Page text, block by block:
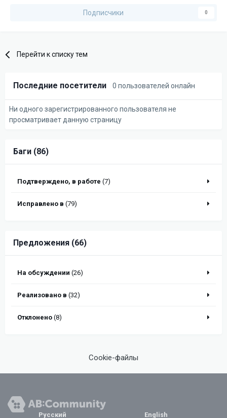
Подписчики 0
Перейти к списку тем
Последние посетители 0 пользователей онлайн
Ни одного зарегистрированного пользователя не
просматривает данную страницу
Баги (86)
Подтверждено, в работе (7)
Исправлено в (79)
Предложения (66)
На обсуждении (26)
Реализовано в (32)
Отклонено (8)
Cookie-файлы
Русский English